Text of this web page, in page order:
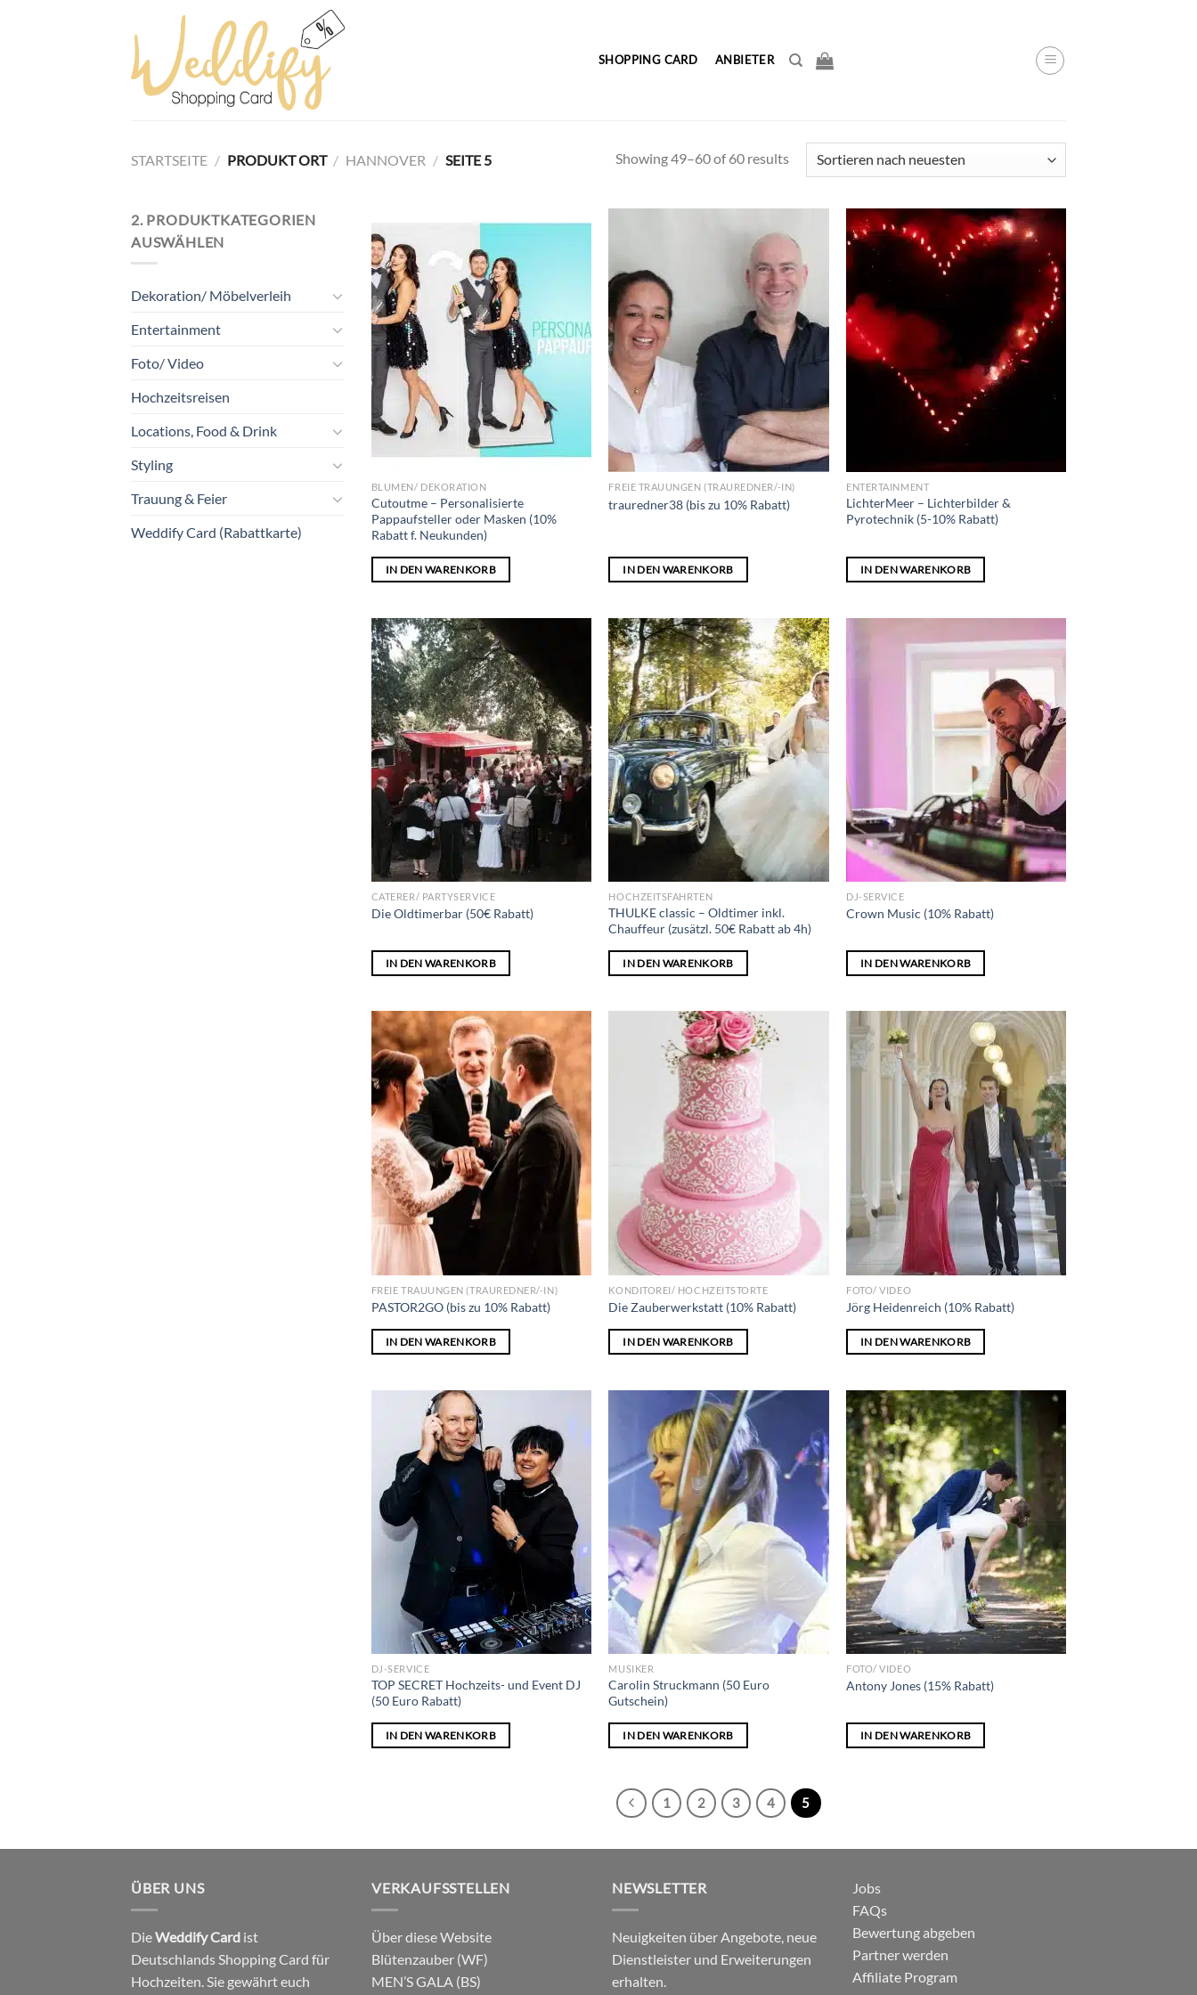
SHOPPING CARD ANBIETER
STARTSEITE / PRODUKT ORT / HANNOVER / SEITE 5 Showing 49–60 of 60 results
2. PRODUKTKATEGORIEN
AUSWÄHLEN
Dekoration/ Möbelverleih
Entertainment
Foto/ Video
Hochzeitsreisen
Locations, Food & Drink
Styling
Trauung & Feier
Weddify Card (Rabattkarte)
BLUMEN/ DEKORATION
Cutoutme – Personalisierte
Pappaufsteller oder Masken (10%
Rabatt f. Neukunden)
IN DEN WARENKORB
FREIE TRAUUNGEN (TRAUREDNER/-IN)
trauredner38 (bis zu 10% Rabatt)
IN DEN WARENKORB
ENTERTAINMENT
LichterMeer – Lichterbilder &
Pyrotechnik (5-10% Rabatt)
IN DEN WARENKORB
CATERER/ PARTYSERVICE
Die Oldtimerbar (50€ Rabatt)
IN DEN WARENKORB
HOCHZEITSFAHRTEN
THULKE classic – Oldtimer inkl.
Chauffeur (zusätzl. 50€ Rabatt ab 4h)
IN DEN WARENKORB
DJ-SERVICE
Crown Music (10% Rabatt)
IN DEN WARENKORB
FREIE TRAUUNGEN (TRAUREDNER/-IN)
PASTOR2GO (bis zu 10% Rabatt)
IN DEN WARENKORB
KONDITOREI/ HOCHZEITSTORTE
Die Zauberwerkstatt (10% Rabatt)
IN DEN WARENKORB
FOTO/ VIDEO
Jörg Heidenreich (10% Rabatt)
IN DEN WARENKORB
DJ-SERVICE
TOP SECRET Hochzeits- und Event DJ
(50 Euro Rabatt)
IN DEN WARENKORB
MUSIKER
Carolin Struckmann (50 Euro
Gutschein)
IN DEN WARENKORB
FOTO/ VIDEO
Antony Jones (15% Rabatt)
IN DEN WARENKORB
1 2 3 4 5
ÜBER UNS
DieWeddify Card ist
Deutschlands Shopping Card für
Hochzeiten. Sie gewährt euch
VERKAUFSSTELLEN
Über diese Website
Blütenzauber (WF)
MEN’S GALA (BS)
NEWSLETTER
Neuigkeiten über Angebote, neue
Dienstleister und Erweiterungen
erhalten.
Jobs
FAQs
Bewertung abgeben
Partner werden
Affiliate Program